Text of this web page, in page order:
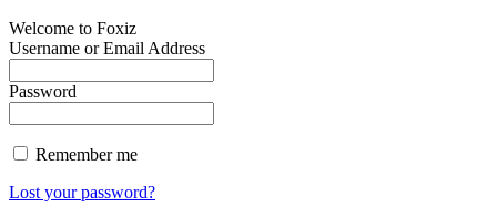
Welcome to Foxiz
Username or Email Address
Password
Remember me
Lost your password?